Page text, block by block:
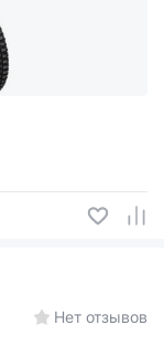
Нет отзывов